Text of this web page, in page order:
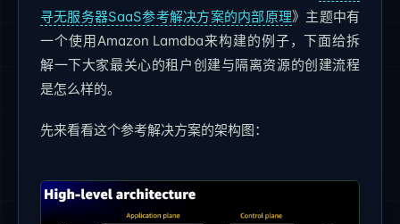
寻无服务器SaaS参考解决方案的内部原理》主题中有
一个使用Amazon Lamdba来构建的例子，下面给拆
解一下大家最关心的租户创建与隔离资源的创建流程
是怎么样的。
先来看看这个参考解决方案的架构图：